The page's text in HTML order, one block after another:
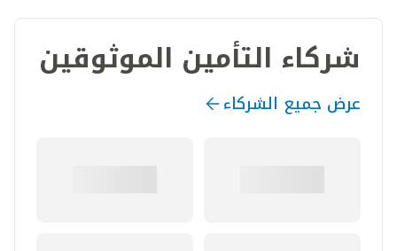
شركاء التأمين الموثوقين
عرض جميع الشركاء